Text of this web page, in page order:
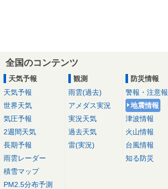
全国のコンテンツ
天気予報
天気予報
世界天気
気圧予報
2週間天気
長期予報
雨雲レーダー
積雪マップ
PM2.5分布予測
観測
雨雲(過去)
アメダス実況
実況天気
過去天気
雷(実況)
防災情報
警報・注意報
地震情報
津波情報
火山情報
台風情報
知る防災